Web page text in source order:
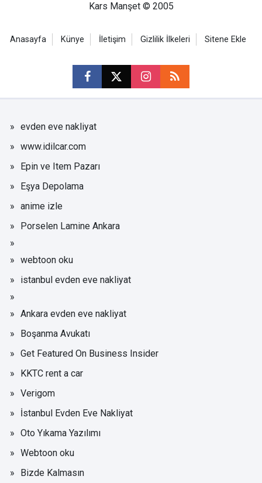
Kars Manşet © 2005
Anasayfa Künye İletişim Gizlilik İlkeleri Sitene Ekle
evden eve nakliyat
www.idilcar.com
Epin ve Item Pazarı
Eşya Depolama
anime izle
Porselen Lamine Ankara
webtoon oku
istanbul evden eve nakliyat
Ankara evden eve nakliyat
Boşanma Avukatı
Get Featured On Business Insider
KKTC rent a car
Verigom
İstanbul Evden Eve Nakliyat
Oto Yıkama Yazılımı
Webtoon oku
Bizde Kalmasın